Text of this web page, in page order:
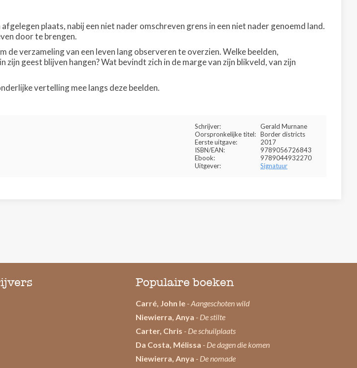
plaats, nabij een niet nader omschreven grens in een niet nader genoemd land.
door te brengen.
de verzameling van een leven lang observeren te overzien. Welke beelden,
zijn geest blijven hangen? Wat bevindt zich in de marge van zijn blikveld, van zijn
vertelling mee langs deze beelden.
Schrijver:
Gerald Murnane
Oorspronkelijke titel: Border districts
Eerste uitgave:
2017
ISBN/EAN:
9789056726843
Ebook:
9789044932270
Uitgever:
Signatuur
Populaire boeken
Carré, John le - Aangeschoten wild
Niewierra, Anya - De stilte
Carter, Chris - De schuilplaats
Da Costa, Mélissa - De dagen die komen
Niewierra, Anya - De nomade